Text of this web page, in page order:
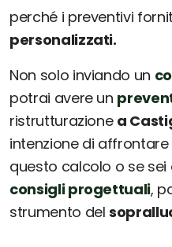
perché i preventivi
personalizzati.
Non solo inviando un
potrai avere un
ristrutturazione a
intenzione di
questo calcolo o se
consigli progettuali,
strumento del